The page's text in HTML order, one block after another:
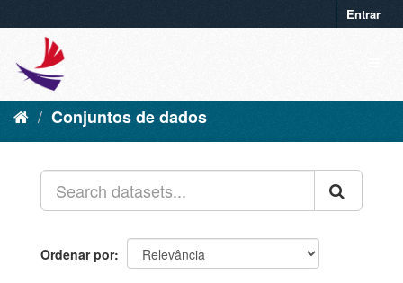
Entrar
Conjuntos de dados
Ordenar por